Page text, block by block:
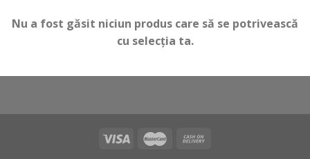
Nu a fost găsit niciun produs care să se potrivească
cu selecția ta.